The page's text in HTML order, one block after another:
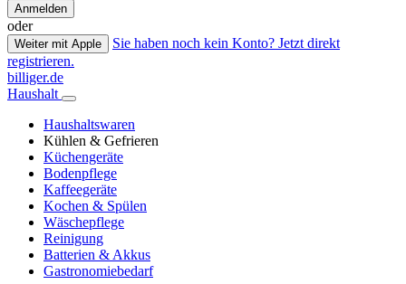
Anmelden
oder
Weiter mit Apple
Sie haben noch kein Konto? Jetzt direkt
registrieren.
billiger.de
Haushalt
Haushaltswaren
Kühlen & Gefrieren
Küchengeräte
Bodenpflege
Kaffeegeräte
Kochen & Spülen
Wäschepflege
Reinigung
Batterien & Akkus
Gastronomiebedarf